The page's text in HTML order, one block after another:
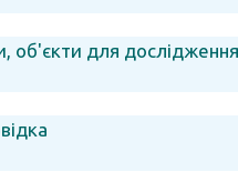
об'єкти для дослідження